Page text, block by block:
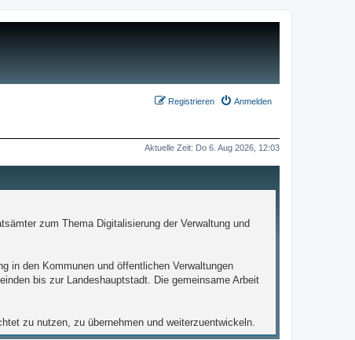
Anmelden
Registrieren
Aktuelle Zeit: Do 6. Aug 2026, 12:03
zum Thema Digitalisierung der Verwaltung und
in den Kommunen und öffentlichen Verwaltungen
bis zur Landeshauptstadt. Die gemeinsame Arbeit
zu nutzen, zu übernehmen und weiterzuentwickeln.